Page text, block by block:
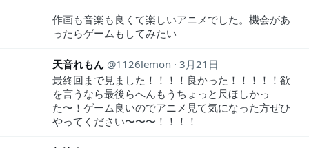
作画も音楽も良くて楽しいアニメでした。機会があ
ったらゲームもしてみたい
天音れもん 1126lemon
3月21日
最終回まで見ました！！！！良かった！！！！！欲
を言うなら最後らへんもうちょっと尺ほしかっ
た〜！ゲーム良いのでアニメ見て気になった方ぜひ
やってください〜〜〜！！！！